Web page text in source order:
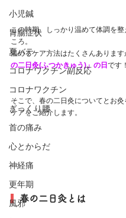
小児鍼
胃腸症状
夏バテ
コロナワクチン副反応
コロナワクチン
ぎっくり腰
首の痛み
心とからだ
神経痛
更年期
風邪
この時期、しっかり温めて体調を整
ころ。
温めるケア方法はたくさんあります
の二日灸(ふつかきゅう)」の日 です！
そこで、春の二日灸についてとお
ケアをご紹介します。
  春の二日灸とは